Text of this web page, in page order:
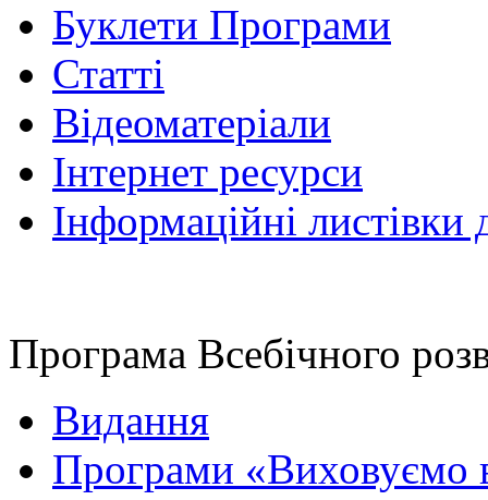
Буклети Програми
Статті
Відеоматеріали
Інтернет ресурси
Інформаційні листівки
Програма Всебічного
Видання
Програми «Виховуємо